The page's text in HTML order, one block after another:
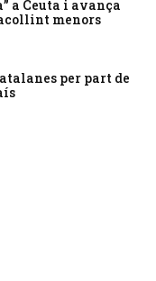
a Ceuta i avança
menors
per part de